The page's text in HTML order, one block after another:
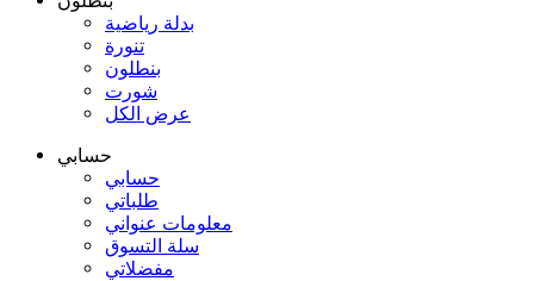
بدلة رياضية
تنورة
بنطلون
شورت
عرض الكل
حسابي
حسابي
طلباتي
معلومات عنواني
سلة التسوق
مفضلاتي